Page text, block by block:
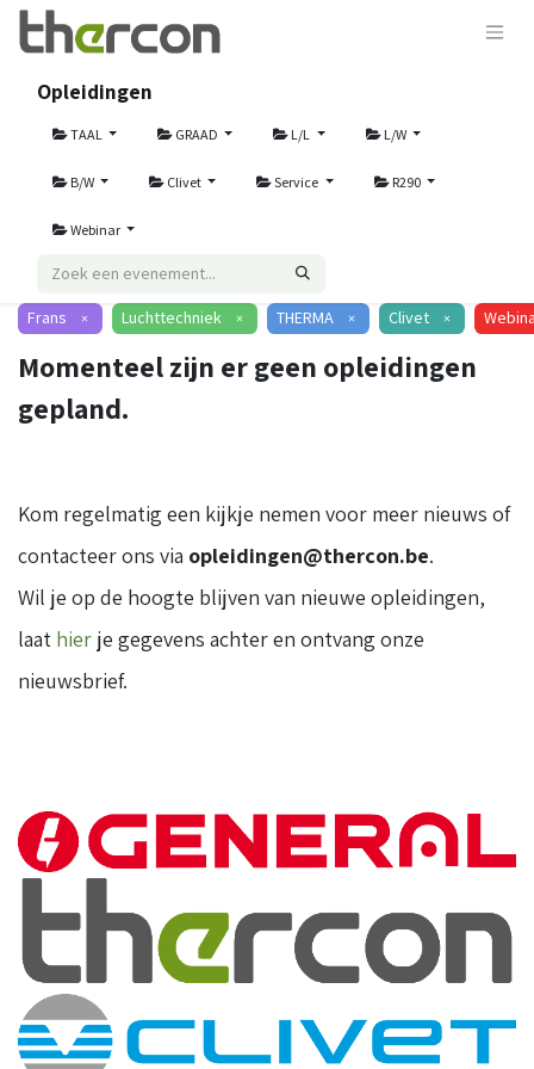
Opleidingen
TAAL GRAAD L/L L/W
B/W Clivet Service R290
Webinar
Frans × Luchttechniek × THERMA × Clivet ×
Momenteel zijn er geen opleidingen
gepland.
Kom regelmatig een kijkje nemen voor meer nieuws of
contacteer ons via opleidingen@thercon.be.
Wil je op de hoogte blijven van nieuwe opleidingen,
laat hier je gegevens achter en ontvang onze
nieuwsbrief.